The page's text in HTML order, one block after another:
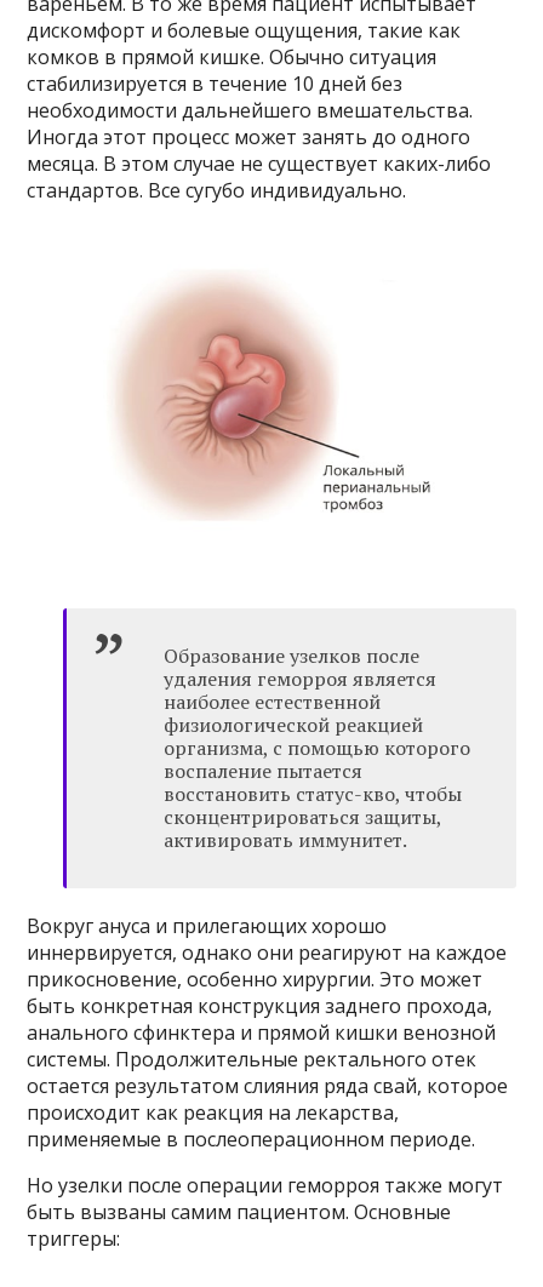
дискомфорт и болевые ощущения, такие как
комков в прямой кишке. Обычно ситуация
стабилизируется в течение 10 дней без
необходимости дальнейшего вмешательства.
Иногда этот процесс может занять до одного
месяца. В этом случае не существует каких-либо
стандартов. Все сугубо индивидуально.
Образование узелков после
удаления геморроя является
наиболее естественной
физиологической реакцией
организма, с помощью которого
воспаление пытается
восстановить статус-кво, чтобы
сконцентрироваться защиты,
активировать иммунитет.
Вокруг ануса и прилегающих хорошо
иннервируется, однако они реагируют на каждое
прикосновение, особенно хирургии. Это может
быть конкретная конструкция заднего прохода,
анального сфинктера и прямой кишки венозной
системы. Продолжительные ректального отек
остается результатом слияния ряда свай, которое
происходит как реакция на лекарства,
применяемые в послеоперационном периоде.
Но узелки после операции геморроя также могут
быть вызваны самим пациентом. Основные
триггеры: